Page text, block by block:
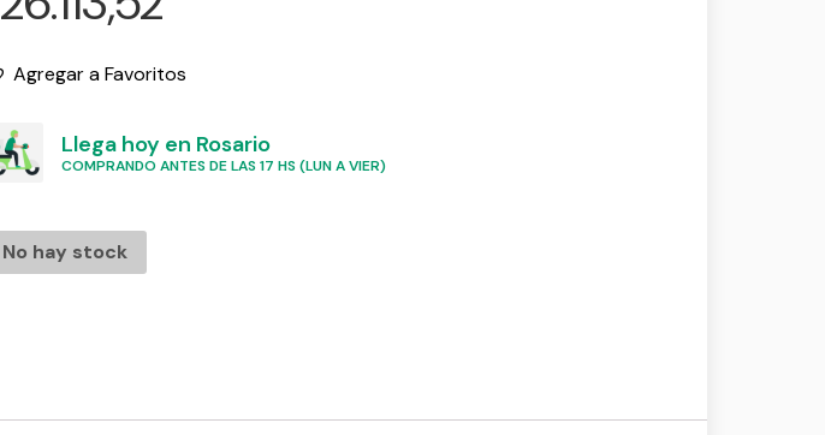
Agregar a Favoritos
Llega hoy en Rosario
COMPRANDO ANTES DE LAS 17 HS (LUN A VIER)
No hay stock